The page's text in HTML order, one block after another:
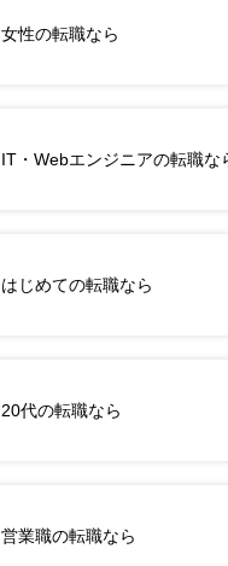
女性の転職なら
IT・Webエンジニアの転職な
はじめての転職なら
20代の転職なら
営業職の転職なら